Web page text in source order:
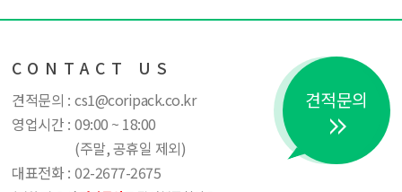
CONTACT US
견적문의 : cs1@coripack.co.kr
영업시간 : 09:00 ~ 18:00
(주말, 공휴일 제외)
대표전화 : 02-2677-2675
견적문의